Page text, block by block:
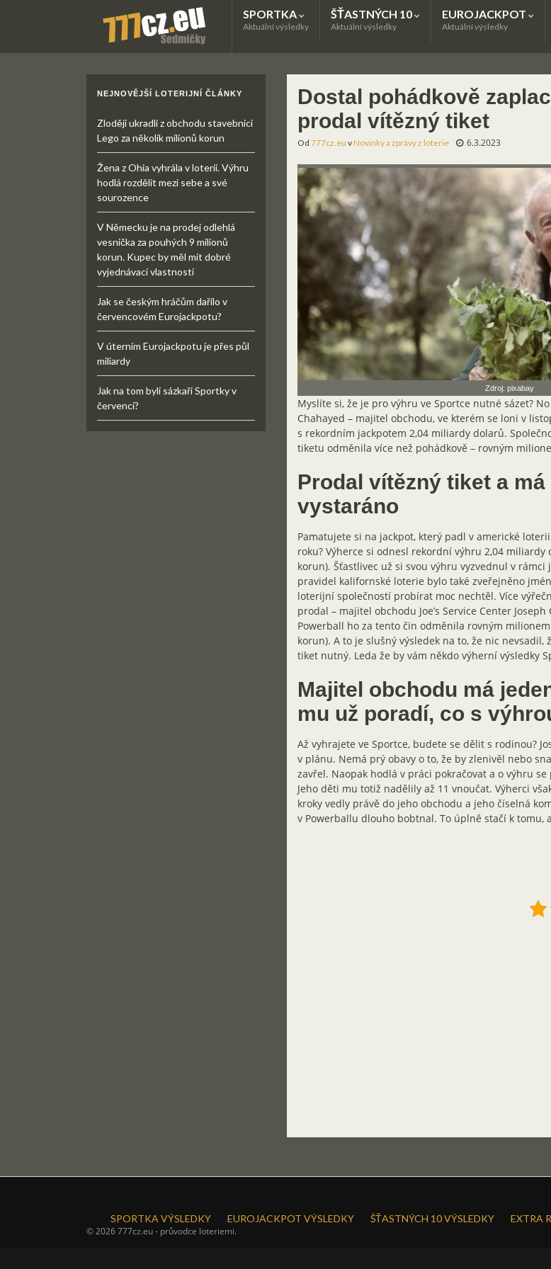
SPORTKA
Aktuální výsledky
ŠŤASTNÝCH 10
Aktuální výsledky
EUROJACKPOT
Aktuální výsledky
Dostal pohádkově
prodal vítězný tiket
Od 777cz.eu vNovinky a zprávy z loterie 6.3.2023
Zdroj: pixabay
Myslíte si, že je pro výhru ve Sportce nutné sázet?
Chahayed – majitel obchodu, ve kterém se loni v
s rekordním jackpotem 2,04 miliardy dolarů.
tiketu odměnila více než pohádkově – rovným
Prodal vítězný tiket a
vystaráno
Pamatujete si na jackpot, který padl v americké
roku? Výherce si odnesl rekordní výhru 2,04
korun). Šťastlivec už si svou výhru vyzvednul v rámci
pravidel kalifornské loterie bylo také zveřejněno
loterijní společností probírat moc nechtěl. Více
prodal – majitel obchodu Joe’s Service Center
Powerball ho za tento čin odměnila rovným
korun). A to je slušný výsledek na to, že nic
tiket nutný. Leda že by vám někdo výherní výsledky
Majitel obchodu má
mu už poradí, co s
Až vyhrajete ve Sportce, budete se dělit s rodinou?
v plánu. Nemá prý obavy o to, že by zlenivěl nebo
zavřel. Naopak hodlá v práci pokračovat a o výhru
Jeho děti mu totiž nadělily až 11 vnoučat. Výherci
kroky vedly právě do jeho obchodu a jeho číselná
v Powerballu dlouho bobtnal. To úplně stačí k tomu,
NEJNOVĚJŠÍ LOTERIJNÍ ČLÁNKY
Zloději ukradli z obchodu stavebnici
Lego za několik milionů korun
Žena z Ohia vyhrála v loterii. Výhru
hodlá rozdělit mezi sebe a své
sourozence
V Německu je na prodej odlehlá
vesnička za pouhých 9 milionů
korun. Kupec by měl mít dobré
vyjednávací vlastnosti
Jak se českým hráčům dařilo v
červencovém Eurojackpotu?
V úterním Eurojackpotu je přes půl
miliardy
Jak na tom byli sázkaři Sportky v
červenci?
SPORTKA VÝSLEDKY EUROJACKPOT VÝSLEDKY ŠŤASTNÝCH 10 VÝSLEDKY EXTRA
© 2026 777cz.eu - průvodce loteriemi.